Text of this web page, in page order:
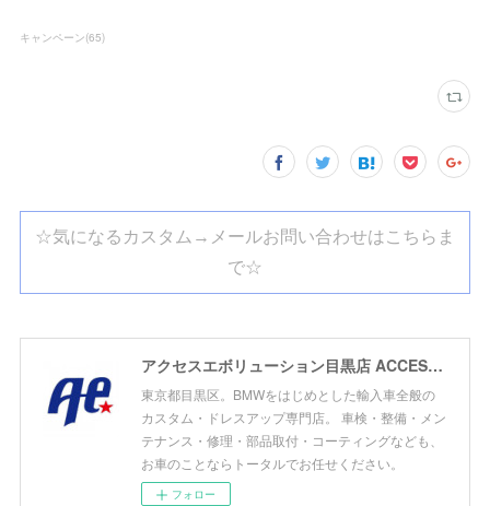
キャンペーン(65)
☆気になるカスタム→メールお問い合わせはこちらま
で☆
アクセスエボリューション目黒店 ACCESS EVOLUTION MEGURO
東京都目黒区。BMWをはじめとした輸入車全般の
カスタム・ドレスアップ専門店。 車検・整備・メン
テナンス・修理・部品取付・コーティングなども、
お車のことならトータルでお任せください。
フォロー